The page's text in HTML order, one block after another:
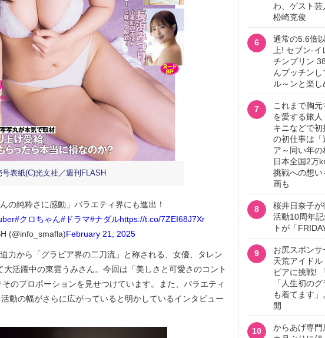
表紙(C)光文社／週刊FLASH
の純粋さに感動」バラエティ界にも進出！
#クロちゃん#ドラマ#ナダルhttps://t.co/7ZEI68J7Xr
(@info_smafla)February 21, 2025
から「グラビア界の二刀流」と称される、女優、タレン
活躍中の東雲うみさん。今回は「美しさと可愛さのコント
のプロポーションを見せつけています。また、バラエティ
動の幅がさらに広がっていると明かしているインタビュー
わ、ゲスト芸
松崎克俊
6
通常の5.6倍
上! セブン‐
チンプリン
んプッチン
ル～ンと楽し
7
これまで胸
を愛する旅
キニなどで
の初仕事は
ア～同い年
日本全国2万
挑戦への想い
画も
8
桜井日奈子
活動10周年
トが「
9
お尻スポン
天荒アイド
ビアに挑戦!
「人生初の
も着てます
開
10
からあげ専門